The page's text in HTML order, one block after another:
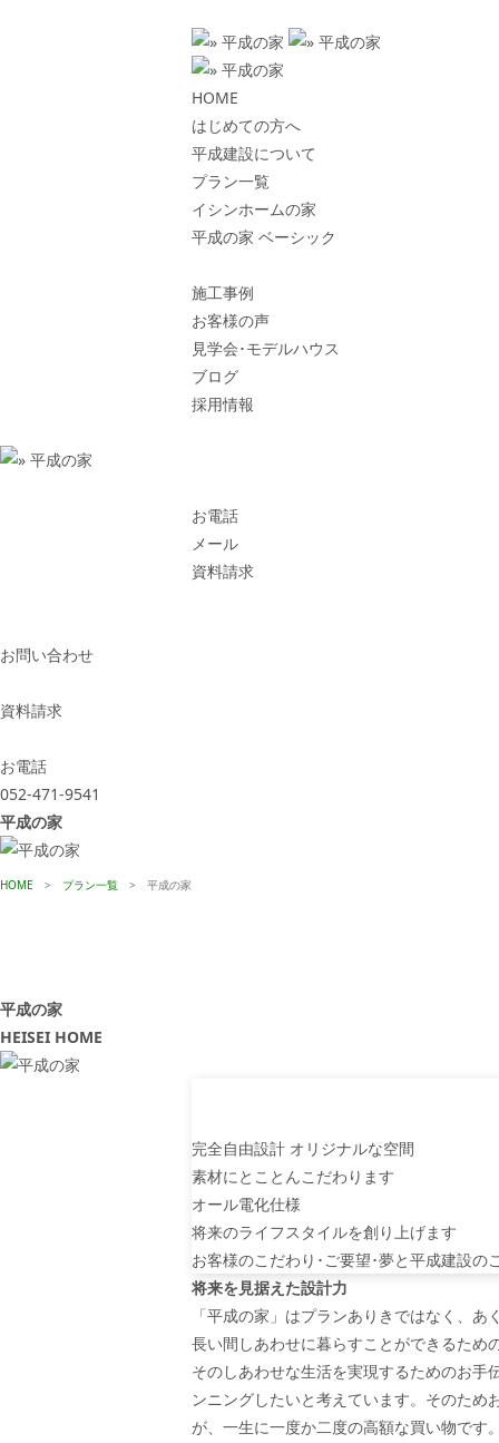
HOME
はじめての方へ
平成建設について
プラン一覧
イシンホームの家
平成の家 ベーシック
施工事例
お客様の声
見学会･モデルハウス
ブログ
採用情報
お電話
メール
資料請求
お問い合わせ
資料請求
お電話
052-471-9541
平成の家
HOME > プラン一覧 > 平成の家
平成の家
HEISEI HOME
完全自由設計 オリジナルな空間
素材にとことんこだわります
オール電化仕様
将来のライフスタイルを創り上げます
お客様のこだわり･ご要望･夢と平成建設の
将来を見据えた設計力
「平成の家」はプランありきではなく、
長い間しあわせに暮らすことができるため
そのしあわせな生活を実現するためのお手
ンニングしたいと考えています。そのた
が、一生に一度か二度の高額な買い物です